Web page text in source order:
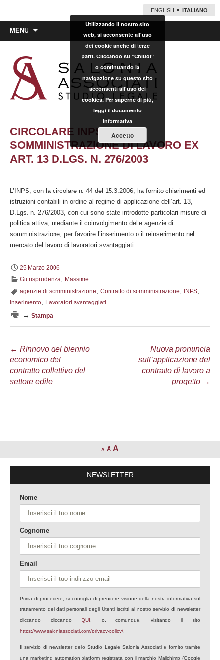
ENGLISH ITALIANO
MENU
CIRCOLARE INPS SULLA
SOMMINISTRAZIONE DI LAVORO EX
ART. 13 D.LGS. N. 276/2003
L’INPS, con la circolare n. 44 del 15.3.2006, ha fornito chiarimenti ed
istruzioni contabili in ordine al regime di applicazione dell’art. 13,
D.Lgs. n. 276/2003, con cui sono state introdotte particolari misure di
politica attiva, mediante il coinvolgimento delle agenzie di
somministrazione, per favorire l’inserimento o il reinserimento nel
mercato del lavoro di lavoratori svantaggiati.
25 Marzo 2006
Giurisprudenza
Massime
agenzie di somministrazione
Contratto di somministrazione INPS
Inserimento Lavoratori svantaggiati
→ Stampa
Navigazione
articolo
← Rinnovo del biennio
economico del
contratto collettivo del
settore edile
Nuova pronuncia
sull’applicazione del
contratto di lavoro a
progetto →
A A A
NEWSLETTER
Nome
Cognome
Email
Prima di procedere, si consiglia di prendere visione della nostra informativa sul
trattamento dei dati personali degli Utenti iscritti al nostro servizio di newsletter
cliccando cliccando QUI , o, comunque, visitando il sito
https://www.saloniassociati.com/privacy-policy/
Il servizio di newsletter dello Studio Legale Salonia Associati è fornito tramite
una marketing automation platform registrata con il marchio Mailchimp (Google
Utilizzando il nostro sito
web, si acconsente all'uso
dei cookie anche di terze
parti. Cliccando su "Chiudi"
o continuando la
navigazione su questo sito
acconsenti all'uso dei
cookies. Per saperne di più,
leggi il documento
Informativa
Accetto